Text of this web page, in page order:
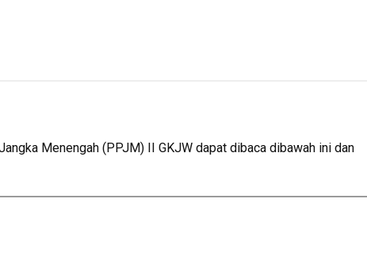
Menengah (PPJM) II GKJW dapat dibaca dibawah ini dan